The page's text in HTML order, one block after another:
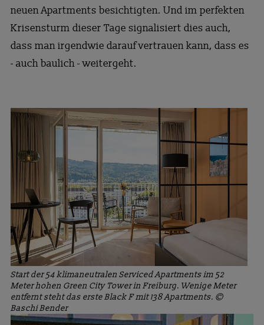
neuen Apartments besichtigten. Und im perfekten
Krisensturm dieser Tage signalisiert dies auch,
dass man irgendwie darauf vertrauen kann, dass es
- auch baulich - weitergeht.
Start der 54 klimaneutralen Serviced Apartments im 52
Meter hohen Green City Tower in Freiburg. Wenige Meter
entfernt steht das erste Black F mit 138 Apartments. ©
Baschi Bender